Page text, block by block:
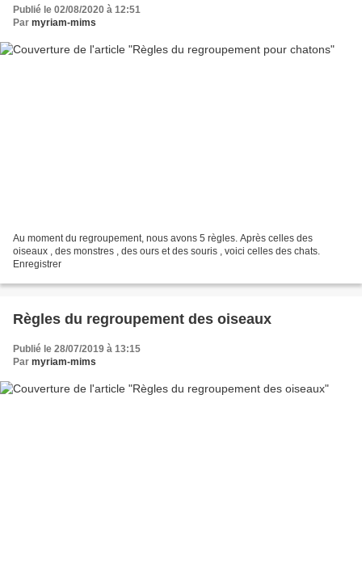
Publié le 02/08/2020 à 12:51
Par myriam-mims
Au moment du regroupement, nous avons 5 règles. Après celles des
oiseaux , des monstres , des ours et des souris , voici celles des chats.
Enregistrer
Règles du regroupement des oiseaux
Publié le 28/07/2019 à 13:15
Par myriam-mims